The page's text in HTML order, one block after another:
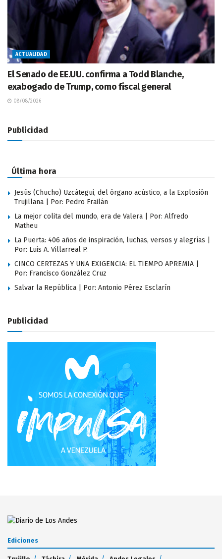
ACTUALIDAD
El Senado de EE.UU. confirma a Todd Blanche,
exabogado de Trump, como fiscal general
08/08/2026
Publicidad
Última hora
Jesús (Chucho) Uzcátegui, del órgano acústico, a la Explosión
Trujillana | Por: Pedro Frailán
La mejor colita del mundo, era de Valera | Por: Alfredo
Matheu
La Puerta: 406 años de inspiración, luchas, versos y alegrías |
Por: Luis A. Villarreal P.
CINCO CERTEZAS Y UNA EXIGENCIA: EL TIEMPO APREMIA |
Por: Francisco González Cruz
Salvar la República | Por: Antonio Pérez Esclarín
Publicidad
Ediciones